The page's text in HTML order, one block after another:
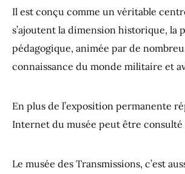
Il est conçu comme un véritable
s’ajoutent la dimension historique, la
pédagogique, animée par de
connaissance du monde militaire et
En plus de l’exposition permanente
Internet du musée peut être consulté
Le musée des Transmissions, c’est